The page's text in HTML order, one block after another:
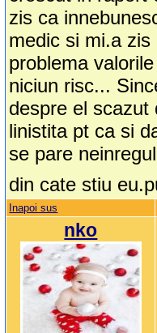
zis ca
medic si mi.a
problema
niciun risc...
despre el scazut
linistita pt ca si
se pare
din cate stiu
Inapoi sus
nko